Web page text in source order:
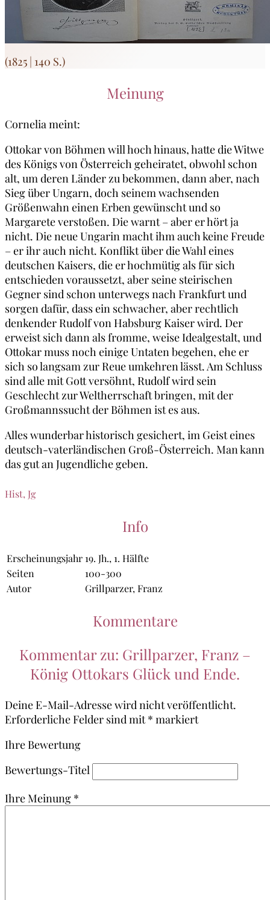
(1825 | 140 S.)
Meinung
Cornelia meint:
Ottokar von Böhmen will hoch hinaus, hatte die Witwe
des Königs von Österreich geheiratet, obwohl schon
alt, um deren Länder zu bekommen, dann aber, nach
Sieg über Ungarn, doch seinem wachsenden
Größenwahn einen Erben gewünscht und so
Margarete verstoßen. Die warnt – aber er hört ja
nicht. Die neue Ungarin macht ihm auch keine Freude
– er ihr auch nicht. Konflikt über die Wahl eines
deutschen Kaisers, die er hochmütig als für sich
entschieden voraussetzt, aber seine steirischen
Gegner sind schon unterwegs nach Frankfurt und
sorgen dafür, dass ein schwacher, aber rechtlich
denkender Rudolf von Habsburg Kaiser wird. Der
erweist sich dann als fromme, weise Idealgestalt, und
Ottokar muss noch einige Untaten begehen, ehe er
sich so langsam zur Reue umkehren lässt. Am Schluss
sind alle mit Gott versöhnt, Rudolf wird sein
Geschlecht zur Weltherrschaft bringen, mit der
Großmannssucht der Böhmen ist es aus.
Alles wunderbar historisch gesichert, im Geist eines
deutsch-vaterländischen Groß-Österreich. Man kann
das gut an Jugendliche geben.
Hist, Jg
Info
Erscheinungsjahr 19. Jh., 1. Hälfte
Seiten
100-300
Autor
Grillparzer, Franz
Kommentare
Kommentar zu: Grillparzer, Franz –
König Ottokars Glück und Ende.
Deine E-Mail-Adresse wird nicht veröffentlicht.
Erforderliche Felder sind mit* markiert
Ihre Bewertung
Bewertungs-Titel
Ihre Meinung *